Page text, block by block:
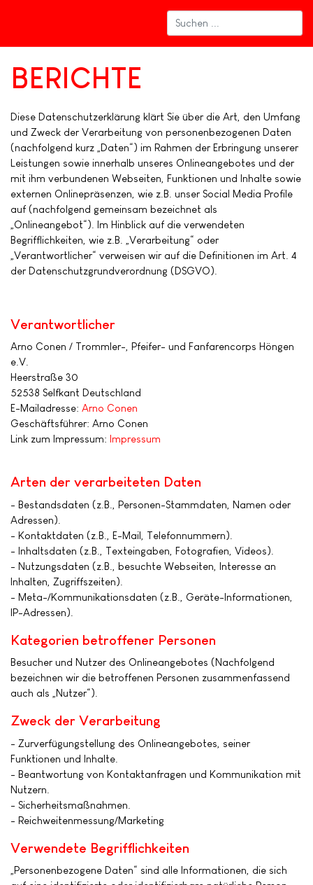
BERICHTE
Diese Datenschutzerklärung klärt Sie über die Art, den Umfang
und Zweck der Verarbeitung von personenbezogenen Daten
(nachfolgend kurz „Daten“) im Rahmen der Erbringung unserer
Leistungen sowie innerhalb unseres Onlineangebotes und der
mit ihm verbundenen Webseiten, Funktionen und Inhalte sowie
externen Onlinepräsenzen, wie z.B. unser Social Media Profile
auf (nachfolgend gemeinsam bezeichnet als
„Onlineangebot“). Im Hinblick auf die verwendeten
Begrifflichkeiten, wie z.B. „Verarbeitung“ oder
„Verantwortlicher“ verweisen wir auf die Definitionen im Art. 4
der Datenschutzgrundverordnung (DSGVO).
Verantwortlicher
Arno Conen / Trommler-, Pfeifer- und Fanfarencorps Höngen
e.V.
Heerstraße 30
52538 Selfkant Deutschland
E-Mailadresse: Arno Conen
Geschäftsführer: Arno Conen
Link zum Impressum: Impressum
Arten der verarbeiteten Daten
- Bestandsdaten (z.B., Personen-Stammdaten, Namen oder
Adressen).
- Kontaktdaten (z.B., E-Mail, Telefonnummern).
- Inhaltsdaten (z.B., Texteingaben, Fotografien, Videos).
- Nutzungsdaten (z.B., besuchte Webseiten, Interesse an
Inhalten, Zugriffszeiten).
- Meta-/Kommunikationsdaten (z.B., Geräte-Informationen,
IP-Adressen).
Kategorien betroffener Personen
Besucher und Nutzer des Onlineangebotes (Nachfolgend
bezeichnen wir die betroffenen Personen zusammenfassend
auch als „Nutzer“).
Zweck der Verarbeitung
- Zurverfügungstellung des Onlineangebotes, seiner
Funktionen und Inhalte.
- Beantwortung von Kontaktanfragen und Kommunikation mit
Nutzern.
- Sicherheitsmaßnahmen.
- Reichweitenmessung/Marketing
Verwendete Begrifflichkeiten
„Personenbezogene Daten“ sind alle Informationen, die sich